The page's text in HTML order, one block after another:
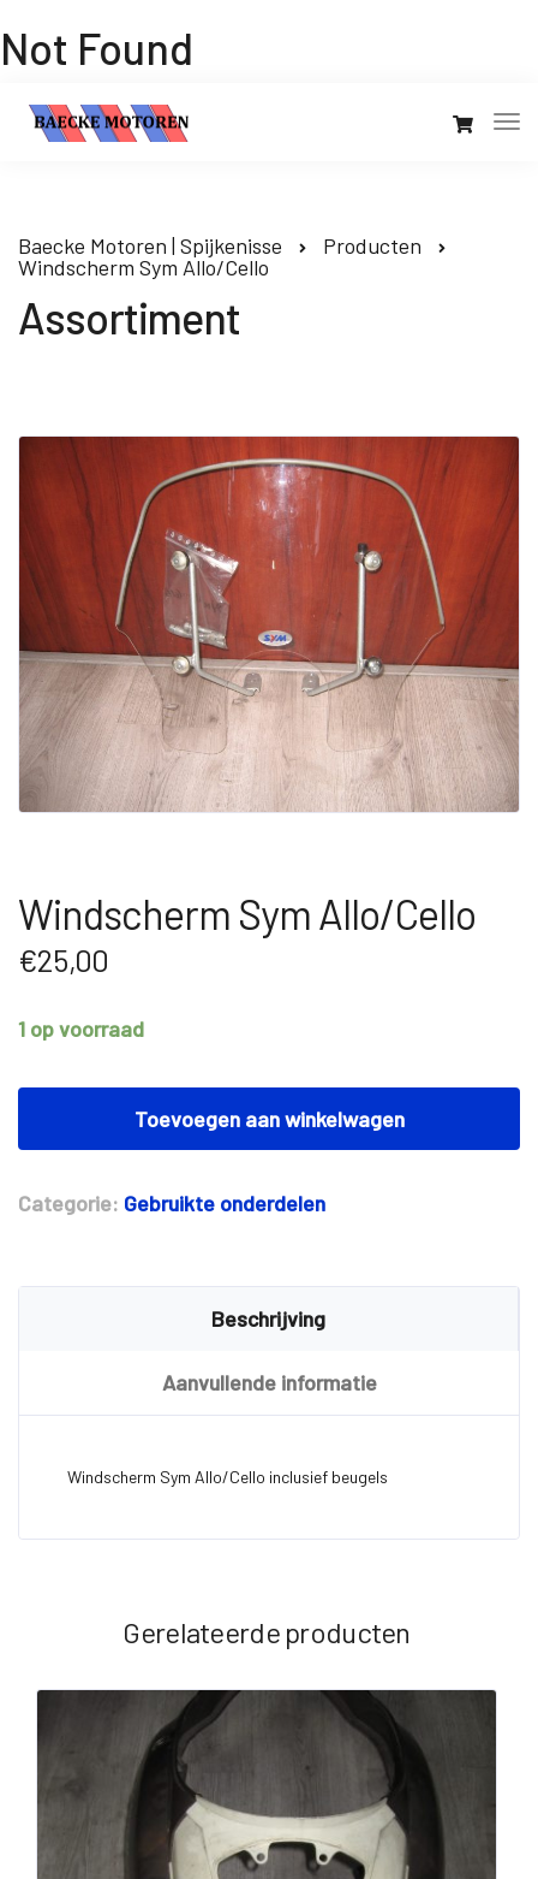
Not Found
Baecke Motoren | Spijkenisse
Producten
Windscherm Sym Allo/Cello
Assortiment
Windscherm Sym Allo/Cello
€25,00
1 op voorraad
Windscherm
Allo/Cello
Toevoegen aan winkelwagen
Categorie: Gebruikte onderdelen
Beschrijving
Aanvullende informatie
Windscherm Sym Allo/Cello inclusief beugels
Gerelateerde producten